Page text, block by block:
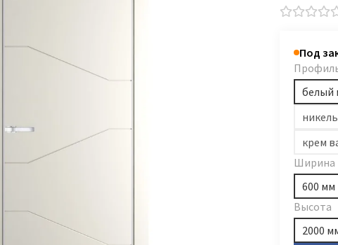
Под
белый
крем
Ширина
600 мм
Высота
2000